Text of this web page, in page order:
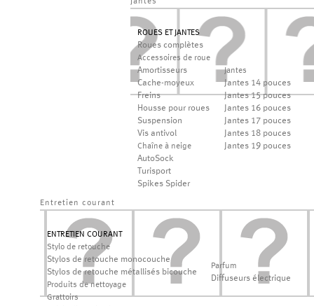
jantes
ROUES ET JANTES
Roues complètes
Accessoires de roue
Amortisseurs
Cache-moyeux
Freins
Housse pour roues
Suspension
Vis antivol
Chaîne à neige
AutoSock
Turisport
Spikes Spider
Jantes
Jantes 14 pouces
Jantes 15 pouces
Jantes 16 pouces
Jantes 17 pouces
Jantes 18 pouces
Jantes 19 pouces
Entretien courant
ENTRETIEN COURANT
Stylo de retouche
Stylos de retouche monocouche
Stylos de retouche métallisés bicouche
Produits de nettoyage
Grattoirs
Parfum
Diffuseurs électrique